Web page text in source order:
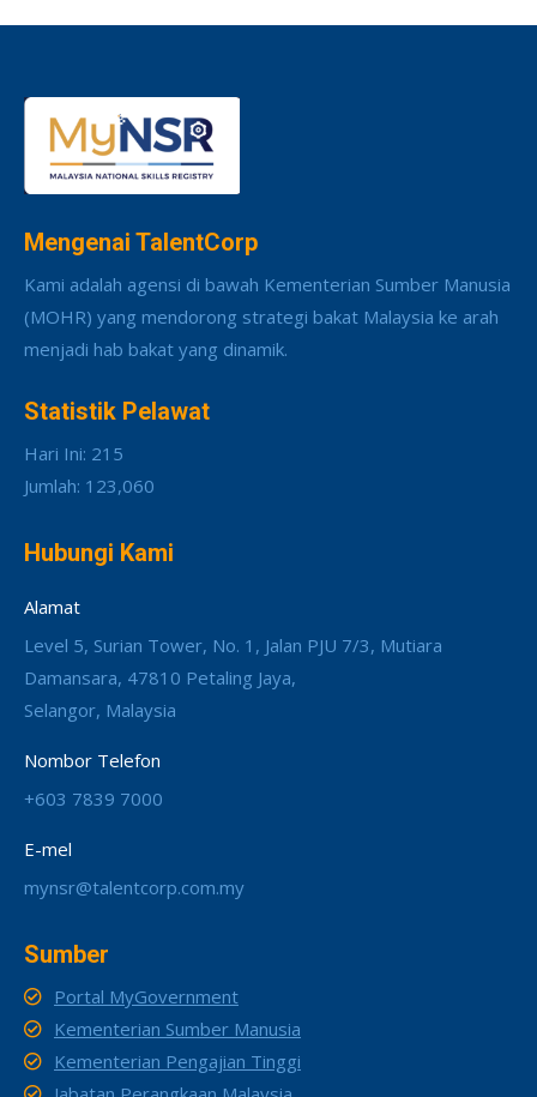
Mengenai TalentCorp
Kami adalah agensi di bawah Kementerian Sumber Manusia
(MOHR) yang mendorong strategi bakat Malaysia ke arah
menjadi hab bakat yang dinamik.
Statistik Pelawat
Hari Ini: 215
Jumlah: 123,060
Hubungi Kami
Alamat
Level 5, Surian Tower, No. 1, Jalan PJU 7/3, Mutiara
Damansara, 47810 Petaling Jaya,
Selangor, Malaysia
Nombor Telefon
+603 7839 7000
E-mel
mynsr@talentcorp.com.my
Sumber
Portal MyGovernment
Kementerian Sumber Manusia
Kementerian Pengajian Tinggi